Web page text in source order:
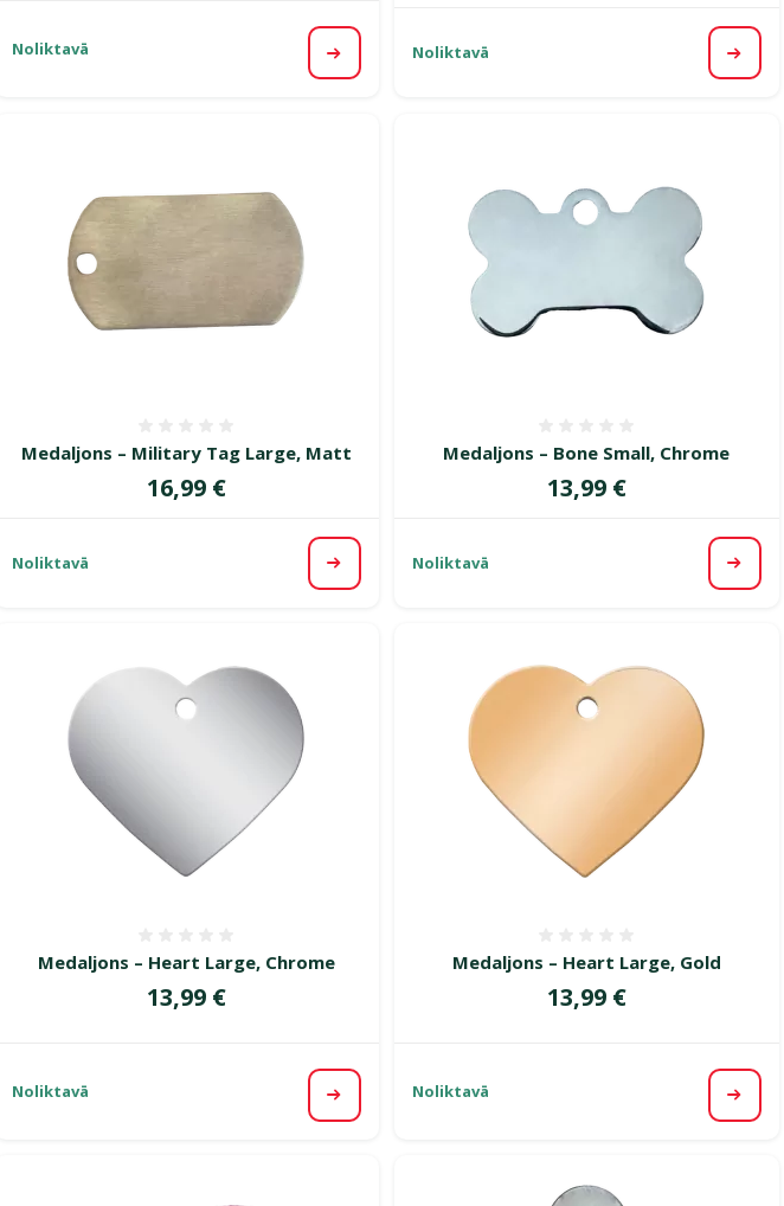
Noliktavā
Apskatīt Noliktavā
Medaljons – Military Tag Large, Matt
Cena
16,99 €
Noliktavā Apskatīt
Medaljons – Bone Small, Chrome
Cena
13,99 €
Noliktavā
Medaljons – Heart Large, Chrome
Cena
13,99 €
Noliktavā
Apskatīt
Medaljons – Heart Large, Gold
Cena
13,99 €
Noliktavā